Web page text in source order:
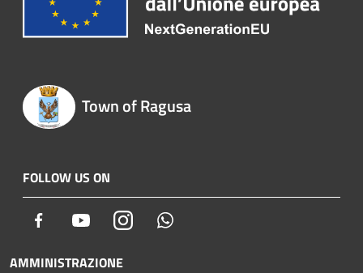
Town of Ragusa
FOLLOW US ON
Facebook YoutubeInstagram
AMMINISTRAZIONE